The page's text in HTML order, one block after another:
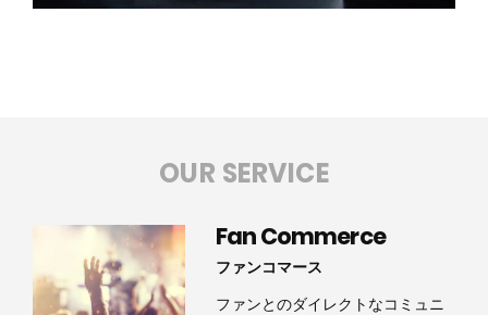
OUR SERVICE
Fan Commerce
ファンコマース
ファンとのダイレクトなコミュニ